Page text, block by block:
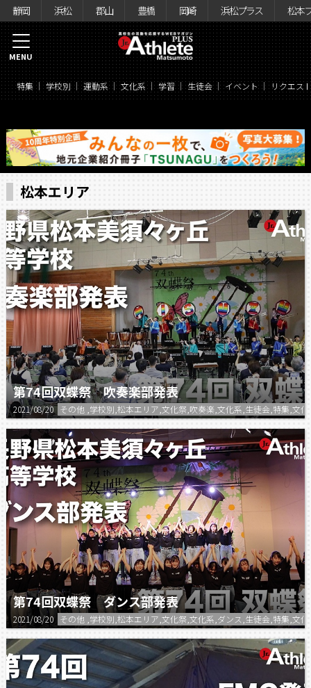
静岡 浜松 郡山 豊橋 岡崎 浜松プラス 松本
特集 学校別 運動系 文化系 学習 生徒会 イベント リクエス
MENU
松本エリア
第74回双蝶祭 吹奏楽部発表
2021/08/20 その他 ,学校別,松本エリア,文化祭,吹奏楽,文化系,生徒会,特集,文
第74回双蝶祭 ダンス部発表
2021/08/20 その他 ,学校別,松本エリア,文化祭,文化系,ダンス,生徒会,特集,文